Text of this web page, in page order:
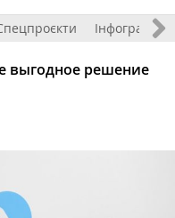
Інфографіка
выгодное решение